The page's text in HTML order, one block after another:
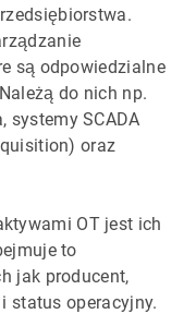
są odpowiedzialne
do nich np.
systemy SCADA
oraz
OT jest ich
to
jak producent,
status operacyjny.